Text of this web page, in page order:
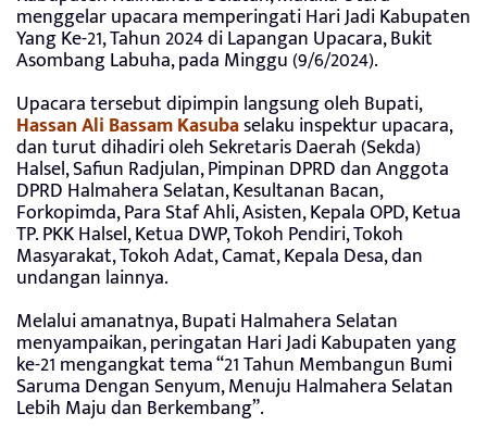
menggelar upacara memperingati Hari Jadi Kabupaten
Yang Ke-21, Tahun 2024 di Lapangan Upacara, Bukit
Asombang Labuha, pada Minggu (9/6/2024).
Upacara tersebut dipimpin langsung oleh Bupati,
Hassan Ali Bassam Kasubaselaku inspektur upacara,
dan turut dihadiri oleh Sekretaris Daerah (Sekda)
Halsel, Safiun Radjulan, Pimpinan DPRD dan Anggota
DPRD Halmahera Selatan, Kesultanan Bacan,
Forkopimda, Para Staf Ahli, Asisten, Kepala OPD, Ketua
TP. PKK Halsel, Ketua DWP, Tokoh Pendiri, Tokoh
Masyarakat, Tokoh Adat, Camat, Kepala Desa, dan
undangan lainnya.
Melalui amanatnya, Bupati Halmahera Selatan
menyampaikan, peringatan Hari Jadi Kabupaten yang
ke-21 mengangkat tema “21 Tahun Membangun Bumi
Saruma Dengan Senyum, Menuju Halmahera Selatan
Lebih Maju dan Berkembang”.